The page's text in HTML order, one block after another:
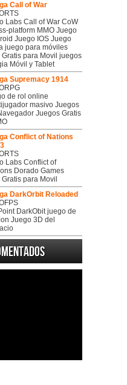
Call of War
Labs Call of War CoW
platform MMO Juego
Juego IOS Juego
juego para móviles
para Movil juegos
Móvil y Tablet
Supremacy 1914
de rol online
masivo Juegos
Juegos Gratis
Conflict of Nations
Labs Conflict of
Dorado Games
para Movil
DarkOrbit Reloaded
DarkObit juego de
Juego 3D del